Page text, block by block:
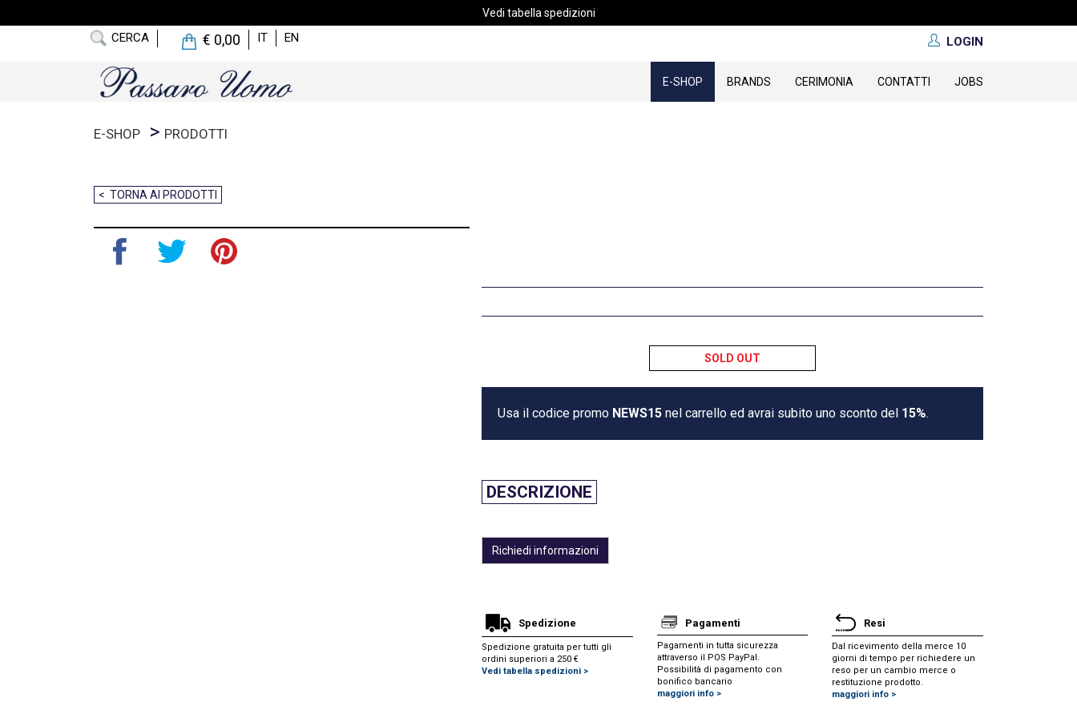
Vedi tabella spedizioni
CERCA € 0,00 IT EN LOGIN
E-SHOP BRANDS CERIMONIA CONTATTI JOBS
E-SHOP PRODOTTI
< TORNA AI PRODOTTI
SOLD OUT
Usa il codice promo NEWS15nel carrello ed avrai subito uno sconto del 15%.
DESCRIZIONE
Richiedi informazioni
Spedizione
Spedizione gratuita per tutti gli
ordini superiori a 250 €
Vedi tabella spedizioni >
Pagamenti
Pagamenti in tutta sicurezza
attraverso il POS PayPal.
Possibilità di pagamento con
bonifico bancario
maggiori info >
Resi
Dal ricevimento della merce 10
giorni di tempo per richiedere un
reso per un cambio merce o
restituzione prodotto.
maggiori info >